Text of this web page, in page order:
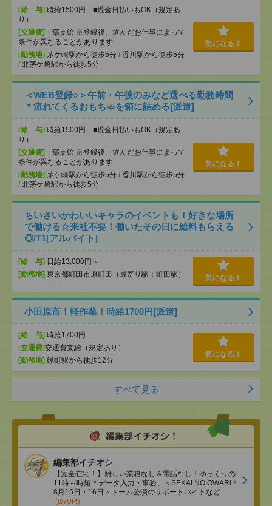
[給 与] 時給1500円 ■現金日払いもOK（規定あ
り）
[交通費]一部支給 ※登録後、選んだお仕事によって
条件が異なることがあります
[勤務地] 茅ケ崎駅から徒歩5分 / 香川駅から徒歩5分
/ 北茅ケ崎駅から徒歩5分
気になる！
＜WEB登録○＞午前・午後のみなど選べる勤務時間
＊流れてくるおもちゃを箱に詰める[派遣]
[給 与] 時給1500円 ■現金日払いもOK（規定あ
り）
[交通費]一部支給 ※登録後、選んだお仕事によって
条件が異なることがあります
[勤務地] 茅ケ崎駅から徒歩5分 / 香川駅から徒歩5分
/ 北茅ケ崎駅から徒歩5分
気になる！
ちいさいかわいいキャラのイベントも！好きな場所
で働ける☆来社不要！働いたその日に給料もらえる
◎/T1[アルバイト]
[給 与] 日給13,000円～
[勤務地] 東京都町田市原町田（最寄り駅：町田駅） 気になる！
小田原市！軽作業！時給1700円[派遣]
[給 与] 時給1700円
[交通費]交通費支給（規定あり）
[勤務地] 緑町駅から徒歩12分
気になる！
すべて見る
編集部イチオシ
【完全在宅！】難しい業務なし＆電話なし！ゆっくりの
11時～時短＊データ入力・事務、＜SEKAI NO OWARI＊
8月15日・16日＞ドーム公演のサポートバイトなど
(8/7UP!)